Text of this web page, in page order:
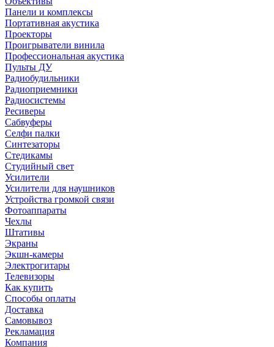
Панели и комплексы
Портативная акустика
Проекторы
Проигрыватели винила
Профессиональная акустика
Пульты ДУ
Радиобудильники
Радиоприемники
Радиосистемы
Ресиверы
Сабвуферы
Селфи палки
Синтезаторы
Стедикамы
Студийный свет
Усилители
Усилители для наушников
Устройства громкой связи
Фотоаппараты
Чехлы
Штативы
Экраны
Экшн-камеры
Электрогитары
Телевизоры
Как купить
Способы оплаты
Доставка
Самовывоз
Рекламация
Компания